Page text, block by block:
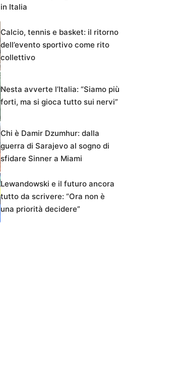
in Italia
Calcio, tennis e basket: il ritorno
dell’evento sportivo come rito
collettivo
Nesta avverte l’Italia: “Siamo più
forti, ma si gioca tutto sui nervi”
Chi è Damir Dzumhur: dalla
guerra di Sarajevo al sogno di
sfidare Sinner a Miami
Lewandowski e il futuro ancora
tutto da scrivere: “Ora non è
una priorità decidere”